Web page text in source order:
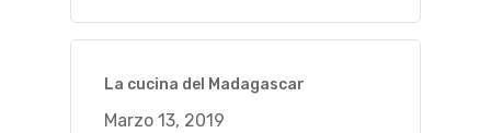
La cucina del Madagascar
Marzo 13, 2019